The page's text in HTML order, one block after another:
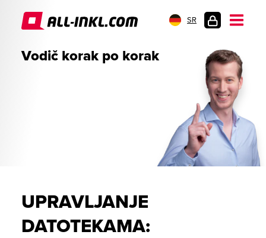
SR
Vodič korak po korak
UPRAVLJANJE
DATOTEKAMA: